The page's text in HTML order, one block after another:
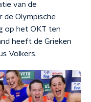
van de
de Olympische
op het OKT ten
heeft de Grieken
Volkers.